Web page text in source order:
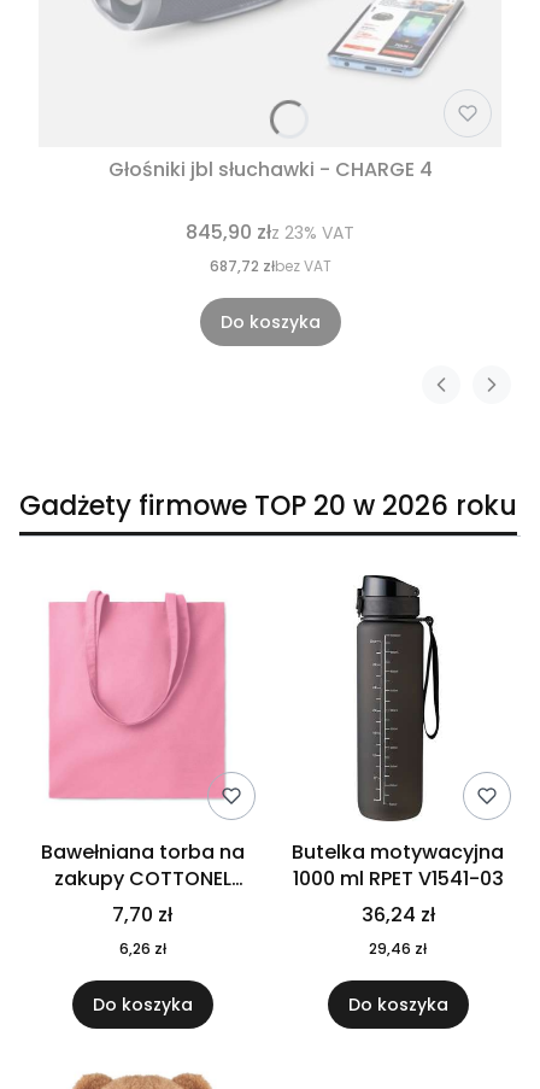
Głośniki jbl słuchawki - CHARGE 4
845,90 złz 23% VAT
687,72 złbez VAT
Do koszyka
Gadżety firmowe TOP 20 w 2026 roku
Bawełniana torba na
zakupy COTTONEL
COLOUR++ MO9846-11
7,70 zł
6,26 zł
Do koszyka
Butelka motywacyjna
1000 ml RPET V1541-03
36,24 zł
29,46 zł
Do koszyka